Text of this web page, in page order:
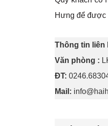
Hưng để được
Thông tin liên
Văn phòng :
ĐT:
Mail: